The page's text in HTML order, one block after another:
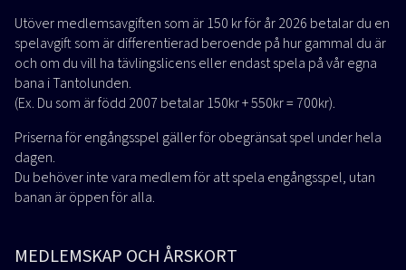
Utöver medlemsavgiften som är 150 kr för år 2026 betalar du en
spelavgift som är differentierad beroende på hur gammal du är
och om du vill ha tävlingslicens eller endast spela på vår egna
bana i Tantolunden.
(Ex. Du som är född 2007 betalar 150kr + 550kr = 700kr).
Priserna för engångsspel gäller för obegränsat spel under hela
dagen.
Du behöver inte vara medlem för att spela engångsspel, utan
banan är öppen för alla.
MEDLEMSKAP OCH ÅRSKORT